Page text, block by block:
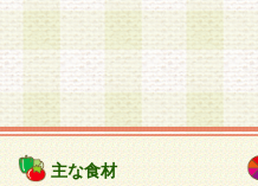
主な食材